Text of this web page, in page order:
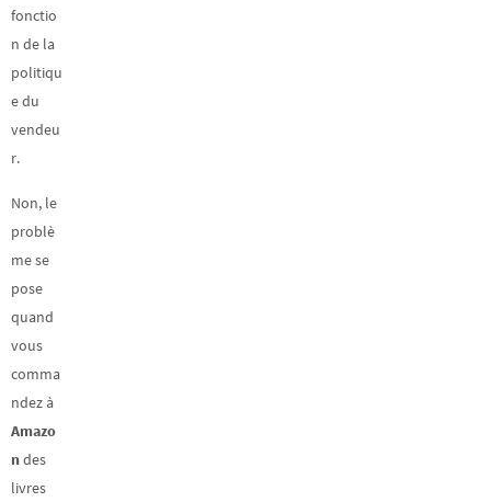
fonctio
n de la
politiqu
e du
vendeu
r.
Non, le
problè
me se
pose
quand
vous
comma
ndez à
Amazo
ndes
livres